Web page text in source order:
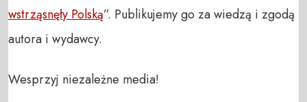
wstrząsnęły Polską”. Publikujemy go za wiedzą i zgodą
autora i wydawcy.
Wesprzyj niezależne media!